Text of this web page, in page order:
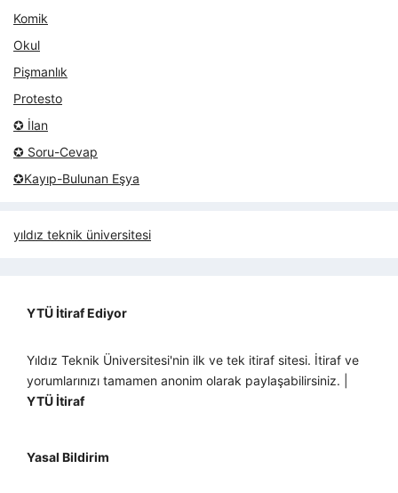
Komik
Okul
Pişmanlık
Protesto
✪ İlan
✪ Soru-Cevap
✪Kayıp-Bulunan Eşya
yıldız teknik üniversitesi
YTÜ İtiraf Ediyor
Yıldız Teknik Üniversitesi'nin ilk ve tek itiraf sitesi. İtiraf ve
yorumlarınızı tamamen anonim olarak paylaşabilirsiniz. |
YTÜ İtiraf
Yasal Bildirim